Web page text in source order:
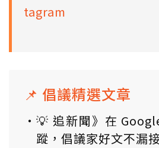
tagram
📌 倡議精選文章
💡 追新聞》在
蹤，倡議家好文不漏